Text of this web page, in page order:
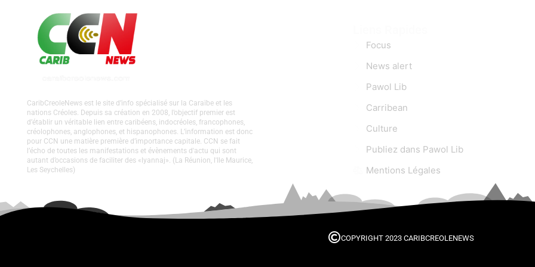
CaribCreoleNews est le site d’info spécialisé sur la Caraïbe et les
nations Créoles. Depuis sa création en 2008, l’objectif premier est
d’établir un véritable lien entre caribéens, indocréoles, francophones,
créolophones, anglophones, et hispanophones. L’information est donc
pour CCN une matière première d’importance capitale. CCN se fait
l’écho de toutes les manifestations et évènements d'actu qui sont
autant d’occasions de faciliter des «lyannaj». (La Réunion, l'Ile Maurice,
Les Seychelles)
Focus
News alert
Pawol Lib
Carribean
Culture
Publiez dans Pawol Lib
Mentions Légales
COPYRIGHT 2023 CARIBCREOLENEWS